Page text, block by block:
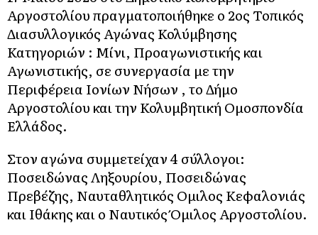
Αργοστολίου πραγματοποιήθηκε ο 2ος Τοπικός
Διασυλλογικός Αγώνας Κολύμβησης
Κατηγοριών : Μίνι, Προαγωνιστικής και
Αγωνιστικής, σε συνεργασία με την
Περιφέρεια Ιονίων Νήσων , το Δήμο
Αργοστολίου και την Κολυμβητική Ομοσπονδία
Ελλάδος.
Στον αγώνα συμμετείχαν 4 σύλλογοι:
Ποσειδώνας Ληξουρίου, Ποσειδώνας
Πρεβέζης, Ναυταθλητικός Ομιλος Κεφαλονιάς
και Ιθάκης και ο Ναυτικός Όμιλος Αργοστολίου.